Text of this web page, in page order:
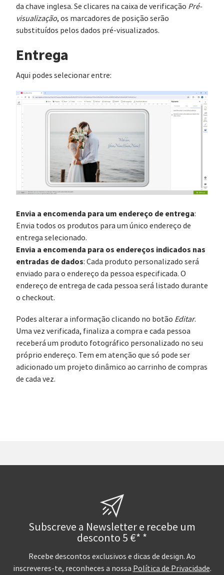
da chave inglesa. Se clicares na caixa de verificação Pré-
visualização, os marcadores de posição serão
substituídos pelos dados pré-visualizados.
Entrega
Aqui podes selecionar entre:
Envia a encomenda para um endereço de entrega:
Envia todos os produtos para um único endereço de
entrega selecionado.
Envia a encomenda para os endereços indicados nas
entradas de dados: Cada produto personalizado será
enviado para o endereço da pessoa especificada. O
endereço de entrega de cada pessoa será listado durante
o checkout.
Podes alterar a informação clicando no botão Editar.
Uma vez verificada, finaliza a compra e cada pessoa
receberá um produto fotográfico personalizado no seu
próprio endereço. Tem em atenção que só pode ser
adicionado um projeto dinâmico ao carrinho de compras
de cada vez.
Subscreve a Newsletter e recebe um
desconto 5 €* *
Recebe descontos exclusivos e dicas de design. Ao
inscreveres-te, reconheces a nossa Política de Privacidade.